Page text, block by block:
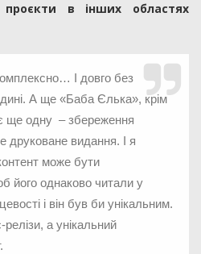
в інших областях
І довго без
А ще «Баба Єлька», крім
ще одну – збереження
друковане видання. І я
може бути
його однаково читали у
і він був би унікальним.
а унікальний